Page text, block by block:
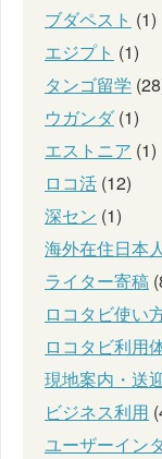
ブダペスト (1)
エジプト (1)
タンゴ留学
ウガンダ(1)
エストニア (1)
ロコ活 (12)
深セン (1)
海外在住日本
ライター寄稿
ロコタビ使い
ロコタビ利用
現地案内・送
ビジネス利用
ユーザーイン